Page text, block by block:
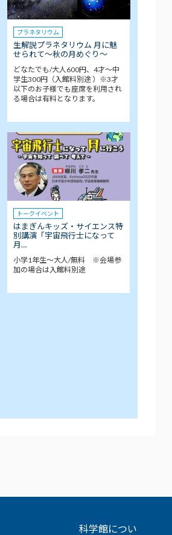
プラネタリウム
生解説プラネタリウム 月に魅
せられて～秋の月めぐり～
どなたでも/大人600円、4才～中
学生300円（入館料別途 ）※3才
以下のお子様でも座席を利用され
る場合は有料となります。
トークイベント
はまぎんキッズ・サイエンス特
別講演「宇宙飛行士になって
月…
小学1年生～大人/無料 ※会場参
加の場合は入館料別途
科学館につい